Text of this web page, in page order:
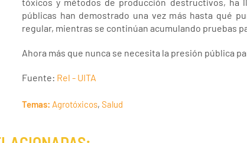
públicas han demostrado una vez más hasta qué
regular, mientras se continúan acumulando pruebas
Ahora más que nunca se necesita la presión pública
Fuente: Rel - UITA
Temas: Agrotóxicos, Salud